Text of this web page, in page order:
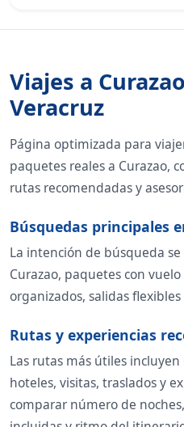
Viajes a
Veracruz
Página optimizada para
paquetes reales a Curazao,
rutas recomendadas y
Búsquedas principales
La intención de búsqueda
Curazao, paquetes con
organizados, salidas
Rutas y experiencias
Las rutas más útiles
hoteles, visitas, traslados y
comparar número de